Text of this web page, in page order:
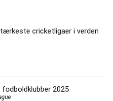
cricketligaer i verden
2025